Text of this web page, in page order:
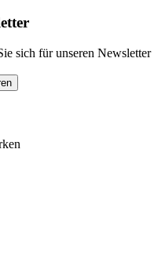
sich für unseren Newsletter